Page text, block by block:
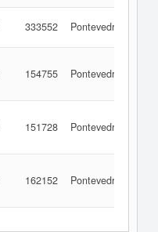
333552 Pontevedra
154755 Pontevedra
151728 Pontevedra
162152 Pontevedra